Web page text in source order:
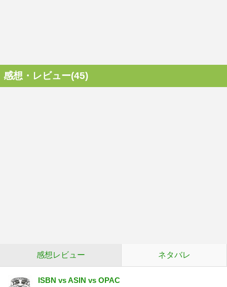
感想・レビュー(45)
感想レビュー ネタバレ
ISBN vs ASIN vs OPAC